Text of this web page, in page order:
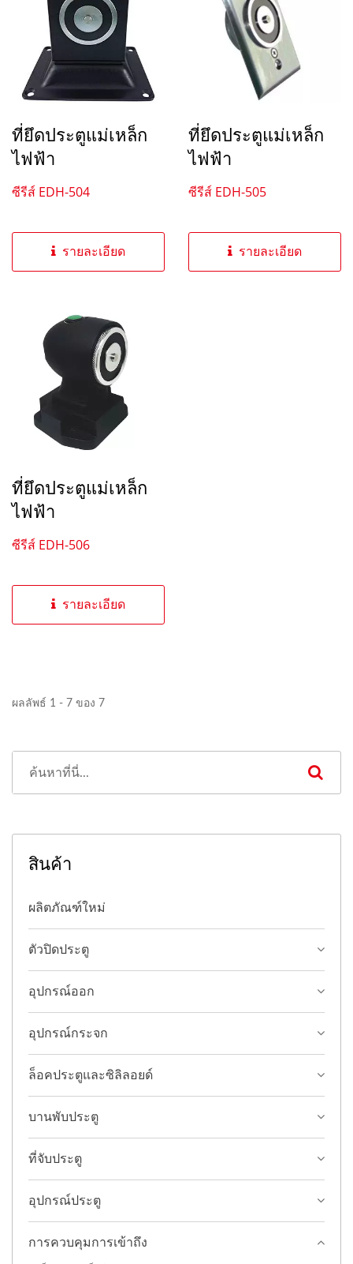
ที่ยึดประตูแม่เหล็ก
ไฟฟ้า
ซีรีส์ EDH-504
รายละเอียด
ที่ยึดประตูแม่เหล็ก
ไฟฟ้า
ซีรีส์ EDH-505
รายละเอียด
ที่ยึดประตูแม่เหล็ก
ไฟฟ้า
ซีรีส์ EDH-506
รายละเอียด
ผลลัพธ์ 1 - 7 ของ 7
สินค้า
ผลิตภัณฑ์ใหม่
ตัวปิดประตู
อุปกรณ์ออก
อุปกรณ์กระจก
ล็อคประตูและซิลิลอยด์
บานพับประตู
ที่จับประตู
อุปกรณ์ประตู
การควบคุมการเข้าถึง